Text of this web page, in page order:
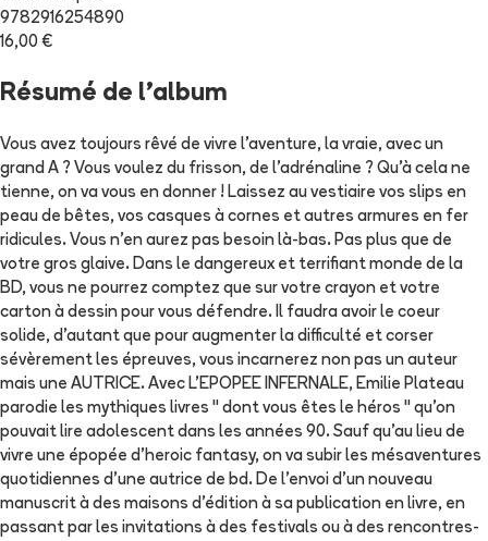
9782916254890
16,00 €
Résumé de l'album
Vous avez toujours rêvé de vivre l'aventure, la vraie, avec un
grand A ? Vous voulez du frisson, de l'adrénaline ? Qu'à cela ne
tienne, on va vous en donner ! Laissez au vestiaire vos slips en
peau de bêtes, vos casques à cornes et autres armures en fer
ridicules. Vous n'en aurez pas besoin là-bas. Pas plus que de
votre gros glaive. Dans le dangereux et terrifiant monde de la
BD, vous ne pourrez comptez que sur votre crayon et votre
carton à dessin pour vous défendre. Il faudra avoir le coeur
solide, d'autant que pour augmenter la difficulté et corser
sévèrement les épreuves, vous incarnerez non pas un auteur
mais une AUTRICE. Avec L'EPOPEE INFERNALE, Emilie Plateau
parodie les mythiques livres " dont vous êtes le héros " qu'on
pouvait lire adolescent dans les années 90. Sauf qu'au lieu de
vivre une épopée d'heroic fantasy, on va subir les mésaventures
quotidiennes d'une autrice de bd. De l'envoi d'un nouveau
manuscrit à des maisons d'édition à sa publication en livre, en
passant par les invitations à des festivals ou à des rencontres-